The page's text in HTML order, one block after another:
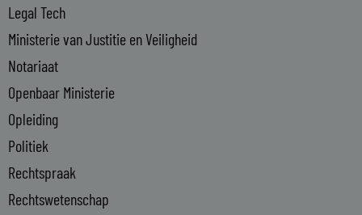
Legal Tech
Ministerie van Justitie en Veiligheid
Notariaat
Openbaar Ministerie
Opleiding
Politiek
Rechtspraak
Rechtswetenschap